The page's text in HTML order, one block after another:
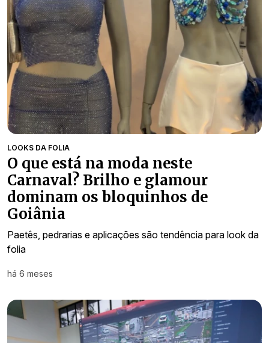
LOOKS DA FOLIA
O que está na moda neste
Carnaval? Brilho e glamour
dominam os bloquinhos de
Goiânia
Paetês, pedrarias e aplicações são tendência para look da
folia
há 6 meses